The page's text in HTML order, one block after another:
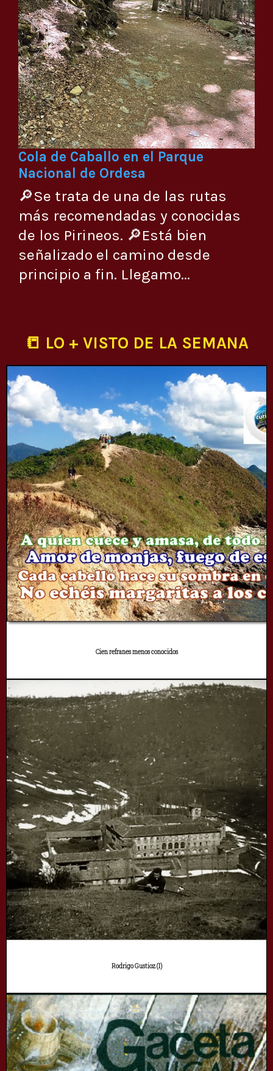
Cola de Caballo en el Parque
Nacional de Ordesa
🔎Se trata de una de las rutas
más recomendadas y conocidas
de los Pirineos. 🔎Está bien
señalizado el camino desde
principio a fin. Llegamo...
📒 LO + VISTO DE LA SEMANA
Cien refranes menos conocidos
Rodrigo Gustioz (I)